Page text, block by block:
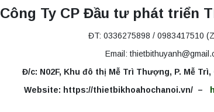
Công Ty CP Đầu tư phát triển
ĐT: 0336275898 / 0983417510
Email:
Đ/c: N02F, Khu đô thị Mễ Trì Thượng, P. Mễ Trì,
Website: https://thietbikhoahochanoi.vn/ –